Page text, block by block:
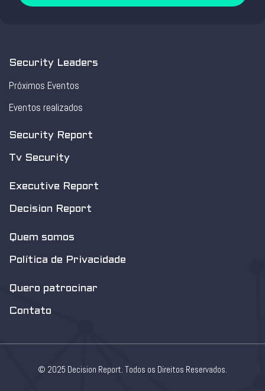
Security Leaders
Próximos Eventos
Eventos realizados
Security Report
Tv Security
Executive Report
Decision Report
Quem somos
Política de Privacidade
Quero patrocinar
Contato
© 2025 Decision Report. Todos os Direitos Reservados.